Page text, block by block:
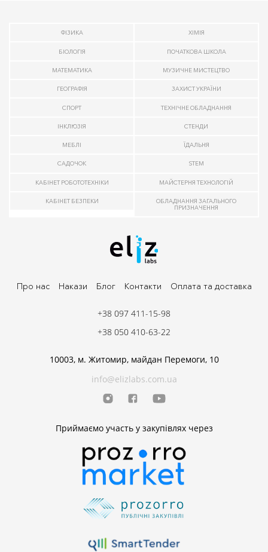
ФІЗИКА ХІМІЯ
БІОЛОГІЯ ПОЧАТКОВА ШКОЛА
МАТЕМАТИКА МУЗИЧНЕ МИСТЕЦТВО
ГЕОГРАФІЯ ЗАХИСТ УКРАЇНИ
СПОРТ ТЕХНІЧНЕ ОБЛАДНАННЯ
ІНКЛЮЗІЯ СТЕНДИ
МЕБЛІ ЇДАЛЬНЯ
САДОЧОК STEM
КАБІНЕТ РОБОТОТЕХНІКИ МАЙСТЕРНЯ ТЕХНОЛОГІЙ
КАБІНЕТ БЕЗПЕКИ
ОБЛАДНАННЯ ЗАГАЛЬНОГО
ПРИЗНАЧЕННЯ
Про нас Накази Блог Контакти Оплата та доставка
10003, м. Житомир, майдан Перемоги, 10
info@elizlabs.com.ua
Приймаємо участь у закупівлях через
+38 097 411-15-98
+38 050 410-63-22